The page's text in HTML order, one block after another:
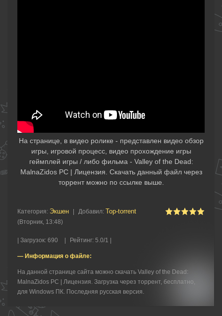
На странице, в видео ролике - представлен видео обзор
игры, игровой процесс, видео прохождение игры
геймплей игры / либо фильма - Valley of the Dead:
MalnaZidos PC | Лицензия. Скачать данный файл через
торрент можно по ссылке выше.
Категория: Экшен Добавил: Top-torrent
(Вторник, 13:48)
Загрузок: 690 Рейтинг: 5.0/1 |
— Информация о файле:
На данной странице сайта можно скачать Valley of the Dead:
MalnaZidos PC | Лицензия. Загрузка через торрент, бесплатно,
для Windows ПК. Последняя русская версия.